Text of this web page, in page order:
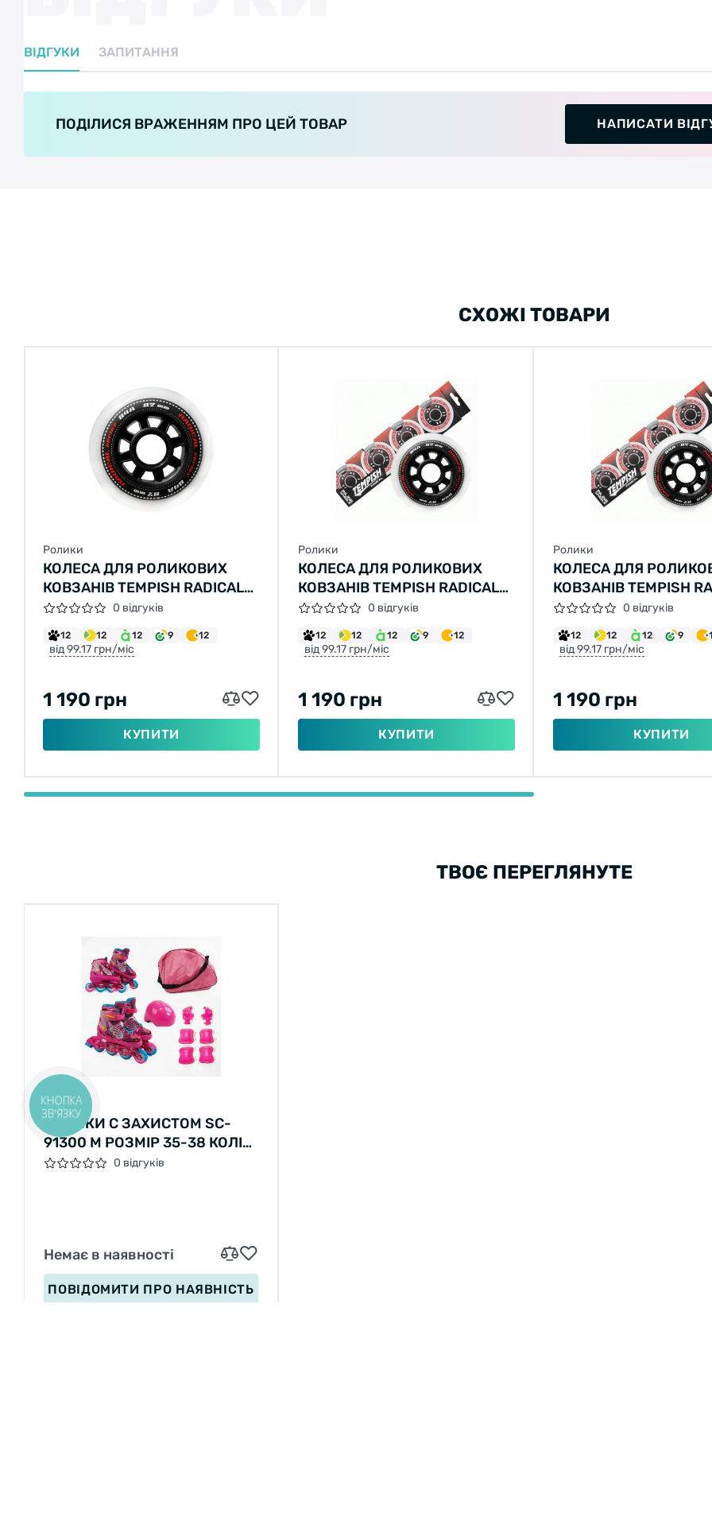
ВІДГУКИ ЗАПИТАННЯ
ПОДІЛИСЯ ВРАЖЕННЯМ ПРО ЦЕЙ ТОВАР НАПИСАТИ
СХОЖІ ТОВАРИ
Ролики
КОЛЕСА ДЛЯ РОЛИКОВИХ
КОВЗАНІВ TEMPISH RADICAL
72X24 84A WHEEL SET (4 PCS)
0 відгуків
12 12 12 9 12
від 99.17 грн/міс
1 190 грн
КУПИТИ
Ролики
КОЛЕСА ДЛЯ РОЛИКОВИХ
КОВЗАНІВ TEMPISH RADICAL
76X24 MM 84A
0 відгуків
12 12 12 9 12
від 99.17 грн/міс
1 190 грн
КУПИТИ
Ролики
КОЛЕСА ДЛЯ
КОВЗАНІВ TEMPISH
80X24 MM 84A
0 відгуків
12 12 12 9
від 99.17 грн/міс
1 190 грн
КУПИТИ
ТВОЄ ПЕРЕГЛЯНУТЕ
Ролики
РОЛИКИ С ЗАХИСТОМ SC-
91300 М РОЗМІР 35-38 КОЛІР
РОЖЕВИЙ0 відгуків
Немає в наявності
ПОВІДОМИТИ ПРО НАЯВНІСТЬ
КНОПКА
ЗВ'ЯЗКУ